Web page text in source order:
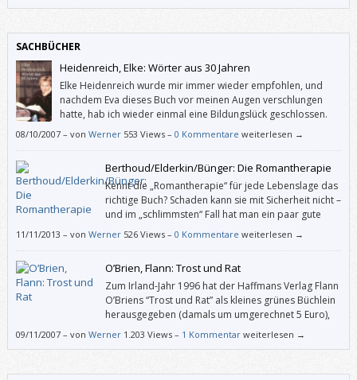
SACHBÜCHER
Heidenreich, Elke: Wörter aus 30 Jahren
Elke Heidenreich wurde mir immer wieder empfohlen, und
nachdem Eva dieses Buch vor meinen Augen verschlungen
hatte, hab ich wieder einmal eine Bildungslück geschlossen.
08/10/2007– von Werner 553 Views – 0 Kommentare weiterlesen →
Berthoud/Elderkin/Bünger: Die Romantherapie
Kennt die „Romantherapie“ für jede Lebenslage das
richtige Buch? Schaden kann sie mit Sicherheit nicht –
und im „schlimmsten“ Fall hat man ein paar gute
Bücher mehr gelesen. Auf jeden Fall bekommt man
11/11/2013 – von Werner 526 Views – 0 Kommentare weiterlesen →
O’Brien, Flann: Trost und Rat
Zum Irland-Jahr 1996 hat der Haffmans Verlag Flann
O’Briens “Trost und Rat” als kleines grünes Büchlein
herausgegeben (damals um umgerechnet 5 Euro),
das ich besser nicht zur Hand nehme, wenn ich
1940 und 1966 für die Irish Times geschrieben hat.
09/11/2007– von Werner 1.203 Views – 1 Kommentar weiterlesen →